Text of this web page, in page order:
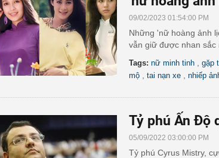
09/02/2023 01:54:00 PM
Những 'nữ hoàng ảnh
vẫn giữ được nhan sắc
Tags: nữ minh tinh gặp
mộ
tai nạn xe nhiếp
Tỷ phú Ấn Độ
05/09/2022 03:00:00 PM
Tỷ phú Cyrus Mistry,